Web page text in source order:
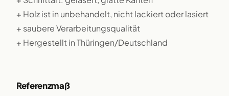
+ Holz ist in unbehandelt, nicht lackiert oder lasiert
+ saubere Verarbeitungsqualität
+ Hergestellt in Thüringen/Deutschland
Referenzmaß